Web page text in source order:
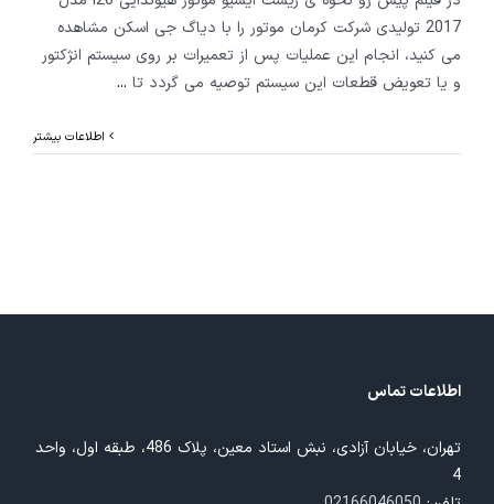
2017 تولیدی شرکت کرمان موتور را با دیاگ جی اسکن مشاهده
می کنید، انجام این عملیات پس از تعمیرات بر روی سیستم انژکتور
و یا تعویض قطعات این سیستم توصیه می گردد تا ...
اطلاعات بیشتر
اطلاعات تماس
تهران، خیابان آزادی، نبش استاد معین، پلاک 486، طبقه اول، واحد
4